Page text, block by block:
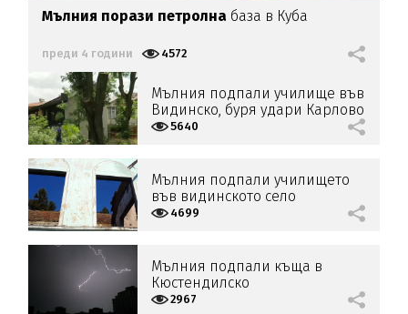
Мълния порази петролна база в Куба
преди 4 години 4572
Мълния подпали училище във
Видинско, буря удари Карлово
и Калофер
5640
Мълния подпали училището
във видинското село
Раковица
4699
Мълния подпали къща в
Кюстендилско
2967